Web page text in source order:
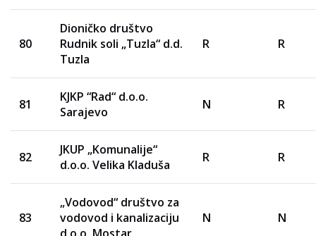
80
Dioničko društvo
Rudnik soli „Tuzla“ d.d.
Tuzla
R R
81
KJKP “Rad“ d.o.o.
Sarajevo
N R
82
JKUP „Komunalije“
d.o.o. Velika Kladuša
R R
83
„Vodovod“ društvo za
vodovod i kanalizaciju
N N